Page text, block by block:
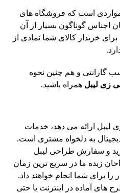
مواردی است که فروشگاه های
اجناس گوناگون بسیار از آن
برای خریدار کالای شما نمادی از
گارانتی و هم چنین نحوه
زی لیبل همراه باشید.
لیبل ارائه می دهد، خدمات
به دلخواه مشتری است.
و سفارش طراحی لیبل
زبده ما در سریع ترین زمان
برای شما انجام خواهند داد.
های آماده در اینترنت یا حتی